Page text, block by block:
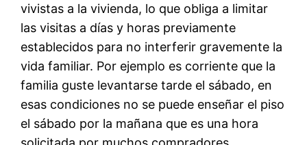
vivistas a la vivienda, lo que obliga a limitar
las visitas a días y horas previamente
establecidos para no interferir gravemente la
vida familiar. Por ejemplo es corriente que la
familia guste levantarse tarde el sábado, en
esas condiciones no se puede enseñar el piso
el sábado por la mañana que es una hora